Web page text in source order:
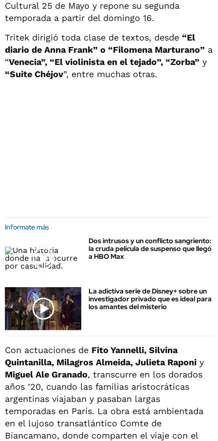
Cultural 25 de Mayo y repone su segunda
temporada a partir del domingo 16.
Tritek dirigió toda clase de textos, desde “El
diario de Anna Frank” o “Filomena Marturano” a
“Venecia”, “El violinista en el tejado”, “Zorba” y
“Suite Chéjov”, entre muchas otras.
Informate más
Dos intrusos y un conflicto sangriento:
la cruda película de suspenso que llegó
a HBO Max
La adictiva serie de Disney+ sobre un
investigador privado que es ideal para
los amantes del misterio
Con actuaciones de Fito Yannelli, Silvina
Quintanilla, Milagros Almeida, Julieta Raponi y
Miguel Ale Granado, transcurre en los dorados
años ’20, cuando las familias aristocráticas
argentinas viajaban y pasaban largas
temporadas en París. La obra está ambientada
en el lujoso transatlántico Comte de
Biancamano, donde comparten el viaje con el